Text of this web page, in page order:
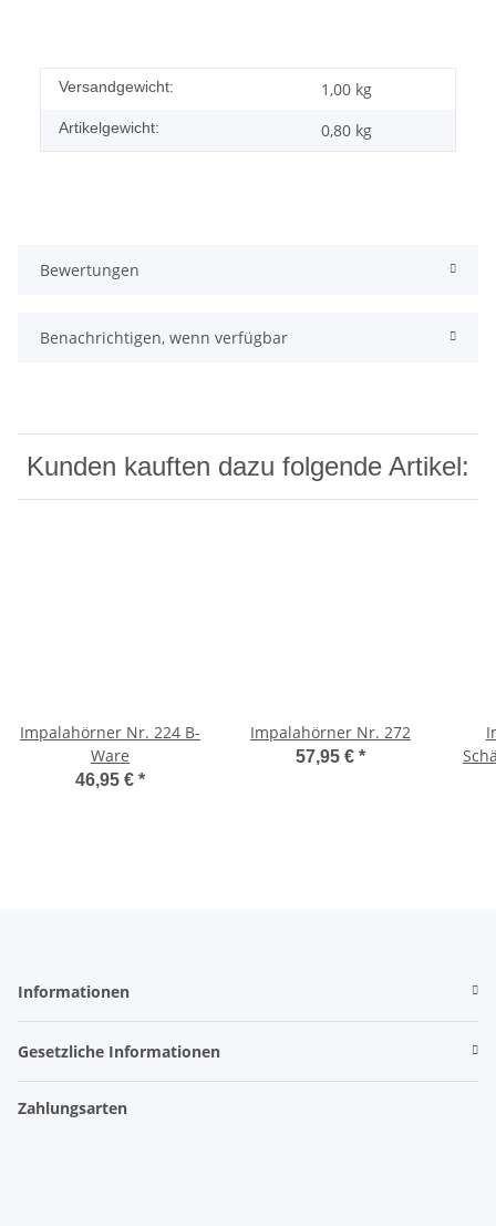
Versandgewicht: 1,00 kg
Artikelgewicht: 0,80 kg
Bewertungen
Benachrichtigen, wenn verfügbar
Kunden kauften dazu folgende Artikel:
Impalahörner Nr. 224 B-
Ware
46,95 € *
Impalahörner Nr. 272
57,95 € *
Informationen
Gesetzliche Informationen
Zahlungsarten